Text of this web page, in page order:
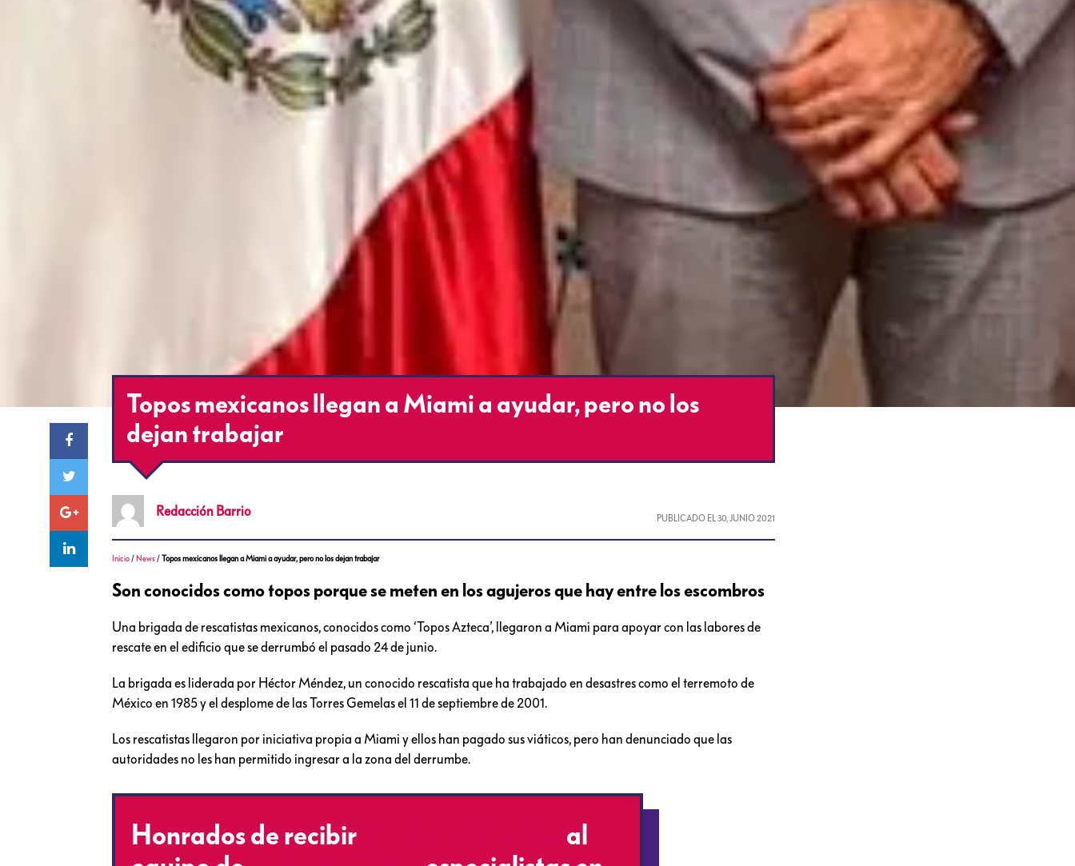
Topos mexicanos llegan a Miami a ayudar, pero no los
dejan trabajar
Redacción Barrio PUBLICADO EL 30, JUNIO 2021
Inicio / News /Topos mexicanos llegan a Miami a ayudar, pero no los dejan trabajar
Son conocidos como topos porque se meten en los agujeros que hay entre los escombros
Una brigada de rescatistas mexicanos, conocidos como ‘Topos Azteca’, llegaron a Miami para apoyar con las labores de
rescate en el edificio que se derrumbó el pasado 24 de junio.
La brigada es liderada por Héctor Méndez, un conocido rescatista que ha trabajado en desastres como el terremoto de
México en 1985 y el desplome de las Torres Gemelas el 11 de septiembre de 2001.
Los rescatistas llegaron por iniciativa propia a Miami y ellos han pagado sus viáticos, pero han denunciado que las
autoridades no les han permitido ingresar a la zona del derrumbe.
Honrados de recibir
al